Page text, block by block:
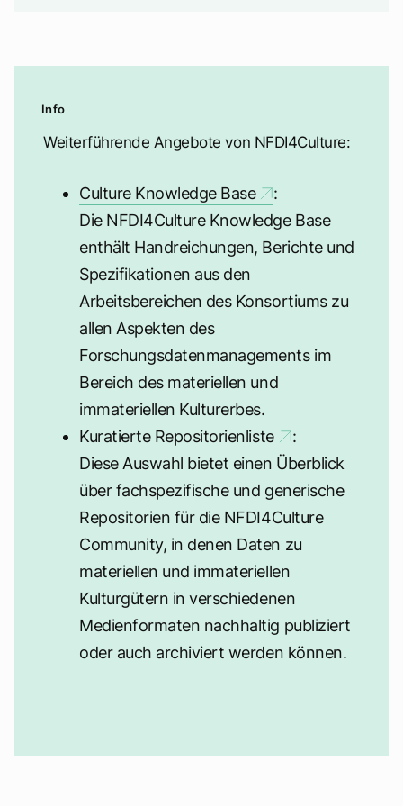
Weiterführende Angebote von NFDI4Culture:
Culture Knowledge Base
:
Die NFDI4Culture Knowledge Base
enthält Handreichungen, Berichte und
Spezifikationen aus den
Arbeitsbereichen des Konsortiums zu
allen Aspekten des
Forschungsdatenmanagements im
Bereich des materiellen und
immateriellen Kulturerbes.
Kuratierte Repositorienliste
:
Diese Auswahl bietet einen Überblick
über fachspezifische und generische
Repositorien für die NFDI4Culture
Community, in denen Daten zu
materiellen und immateriellen
Kulturgütern in verschiedenen
Medienformaten nachhaltig publiziert
oder auch archiviert werden können.